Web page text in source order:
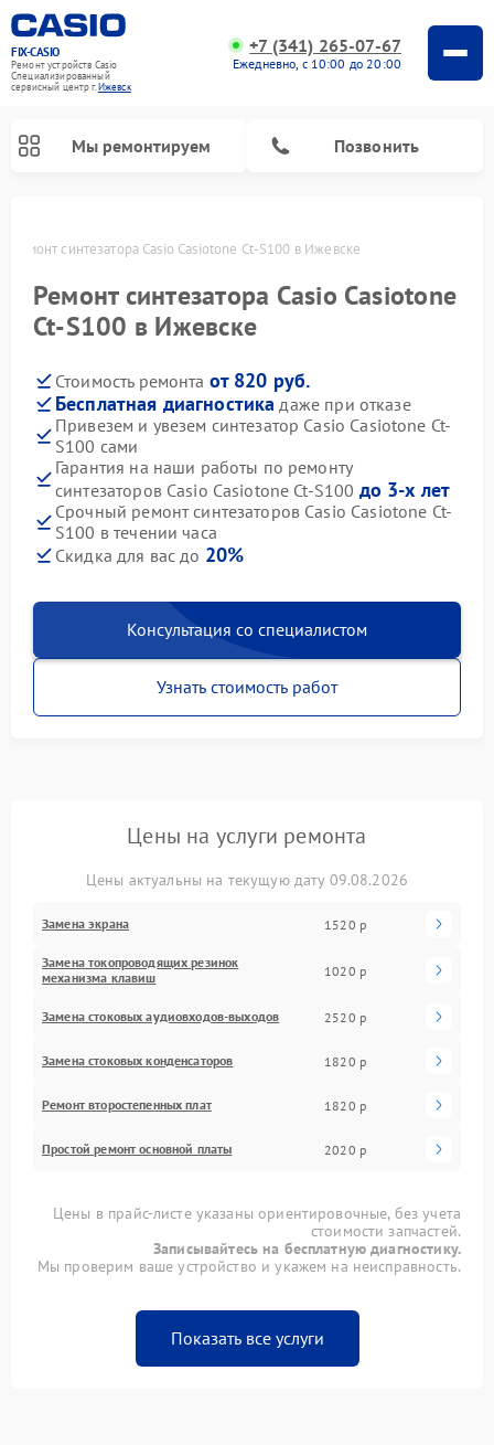
FIX-CASIO
Ремонт устройств Casio
Специализированный
cервисный центр г.Ижевск
+7 (341) 265-07-67
Ежедневно, с 10:00 до 20:00
Мы ремонтируем Позвонить
Ремонт синтезатора Casio Casiotone Ct-S100 в Ижевске
Ремонт синтезатора Casio Casiotone
Ct-S100 в Ижевске
Стоимость ремонта от 820 руб.
Бесплатная диагностика даже при отказе
Привезем и увезем синтезатор Casio Casiotone Ct-
S100 сами
Гарантия на наши работы по ремонту
синтезаторов Casio Casiotone Ct-S100 до 3-х лет
Срочный ремонт синтезаторов Casio Casiotone Ct-
S100 в течении часа
Скидка для вас до 20%
Консультация со специалистом
Узнать стоимость работ
Цены на услуги ремонта
Цены актуальны на текущую дату 09.08.2026
Замена экрана 1520 р
Замена токопроводящих резинок
механизма клавиш
1020 р
Замена стоковых аудиовходов-выходов 2520 р
Замена стоковых конденсаторов 1820 р
Ремонт второстепенных плат 1820 р
Простой ремонт основной платы 2020 р
Цены в прайс-листе указаны ориентировочные, без учета
стоимости запчастей.
Записывайтесь на бесплатную диагностику.
Мы проверим ваше устройство и укажем на неисправность.
Показать все услуги